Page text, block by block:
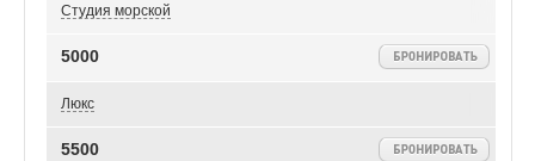
Студия морской
5000
Люкс
5500